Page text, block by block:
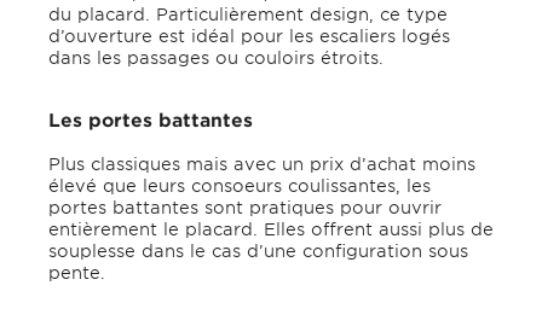
du placard. Particulièrement design, ce type
d’ouverture est idéal pour les escaliers logés
dans les passages ou couloirs étroits.
Les portes battantes
Plus classiques mais avec un prix d’achat moins
élevé que leurs consoeurs coulissantes, les
portes battantes sont pratiques pour ouvrir
entièrement le placard. Elles offrent aussi plus de
souplesse dans le cas d’une configuration sous
pente.